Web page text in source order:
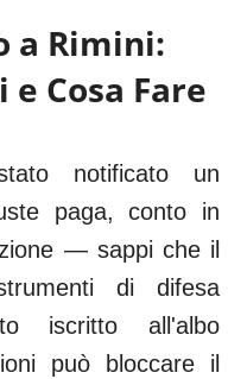
a Rimini:
Cosa Fare
notificato un
paga, conto in
— sappi che il
di difesa
iscritto all'albo
può bloccare il